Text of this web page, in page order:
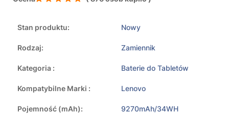
Stan produktu: Nowy
Rodzaj: Zamiennik
Kategoria : Baterie do Tabletów
Kompatybilne Marki : Lenovo
Pojemność (mAh):
9270mAh/34WH